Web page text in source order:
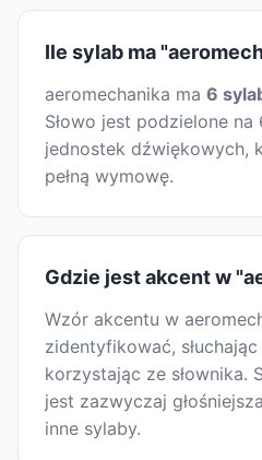
Ile sylab ma
aeromechanika ma 6
Słowo jest podzielone
jednostek dźwiękowych,
pełną wymowę.
Gdzie jest akcent w
Wzór akcentu w
zidentyfikować,
korzystając ze słownika.
jest zazwyczaj
inne sylaby.